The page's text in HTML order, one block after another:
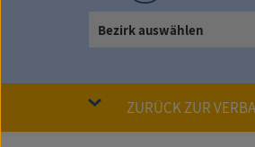
Bezirk auswählen
ZURÜCK ZUR